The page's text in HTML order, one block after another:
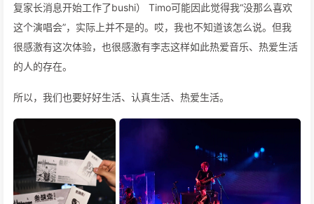
复家长消息开始工作了bushi） Timo可能因此觉得我“没那么喜欢
这个演唱会”，实际上并不是的。哎，我也不知道该怎么说。但我
很感激有这次体验，也很感激有李志这样如此热爱音乐、热爱生活
的人的存在。
所以，我们也要好好生活、认真生活、热爱生活。